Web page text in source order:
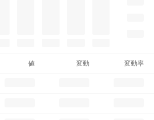
値 変動 変動率